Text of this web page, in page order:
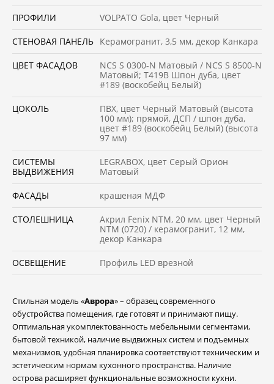
ПРОФИЛИ VOLPATO Gola, цвет Черный
СТЕНОВАЯ ПАНЕЛЬ Керамогранит, 3,5 мм, декор Канкара
ЦВЕТ ФАСАДОВ
NCS S 0300-N Матовый / NCS S 8500-N
Матовый; Т419В Шпон дуба, цвет
#189 (воскобейц Белый)
ЦОКОЛЬ
ПВХ, цвет Черный Матовый (высота
100 мм); прямой, ДСП / шпон дуба,
цвет #189 (воскобейц Белый) (высота
97 мм)
СИСТЕМЫ
ВЫДВИЖЕНИЯ
LEGRABOX, цвет Серый Орион
Матовый
ФАСАДЫ крашеная МДФ
СТОЛЕШНИЦА
Акрил Fenix NTM, 20 мм, цвет Черный
NTM (0720) / керамогранит, 12 мм,
декор Канкара
ОСВЕЩЕНИЕ Профиль LED врезной
Стильная модель «Аврора» – образец современного
обустройства помещения, где готовят и принимают пищу.
Оптимальная укомплектованность мебельными сегментами,
бытовой техникой, наличие выдвижных систем и подъемных
механизмов, удобная планировка соответствуют техническим и
эстетическим нормам кухонного пространства. Наличие
острова расширяет функциональные возможности кухни.